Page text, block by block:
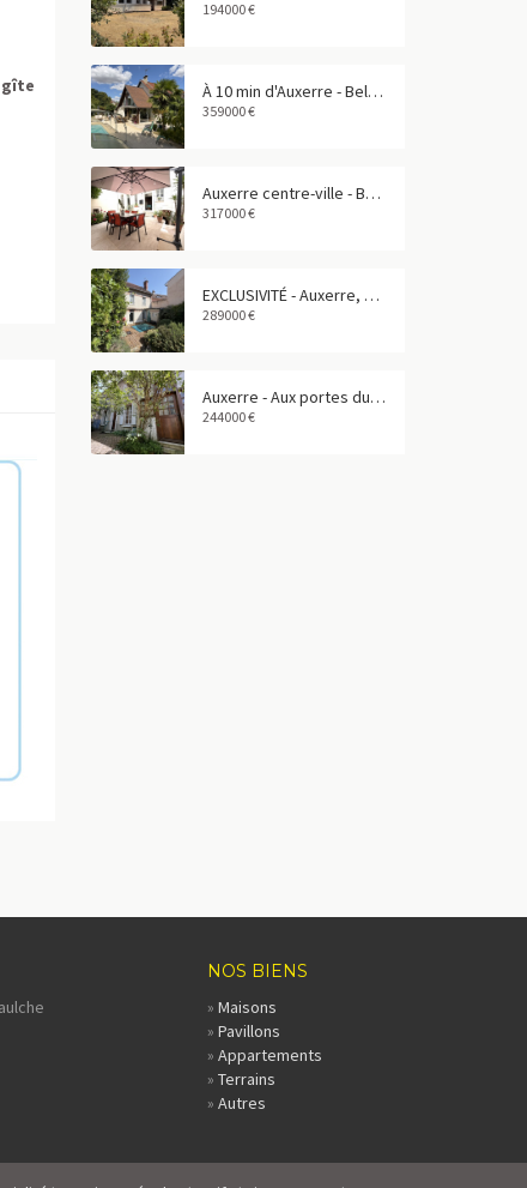
gîte
194000 €
À 10 min d'Auxerre - Belle maison familiale avec piscine
359000 €
Auxerre centre-ville - Belle maison avec appartement indépendant et garage
317000 €
EXCLUSIVITÉ - Auxerre, aux portes du centre-ville - Maison de caractère de 160 m²
289000 €
Auxerre - Aux portes du centre-ville - Maison familiale de 158 m²
244000 €
NOS BIENS
» Maisons
» Pavillons
» Appartements
» Terrains
» Autres